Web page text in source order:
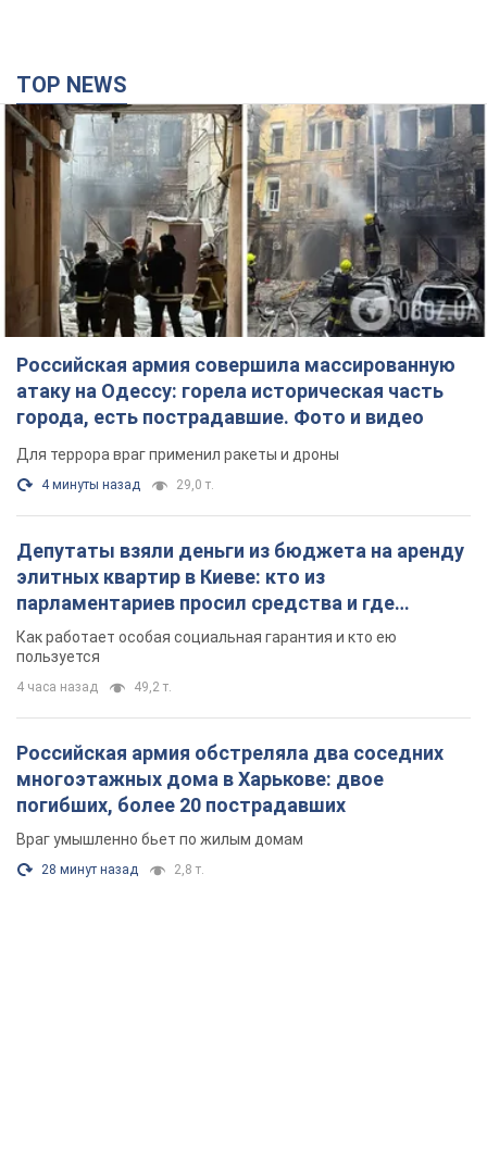
TOP NEWS
Российская армия совершила массированную
атаку на Одессу: горела историческая часть
города, есть пострадавшие. Фото и видео
Для террора враг применил ракеты и дроны
4 минуты назад 29,0 т.
Депутаты взяли деньги из бюджета на аренду
элитных квартир в Киеве: кто из
парламентариев просил средства и где
поселился
Как работает особая социальная гарантия и кто ею
пользуется
4 часа назад 49,2 т.
Российская армия обстреляла два соседних
многоэтажных дома в Харькове: двое
погибших, более 20 пострадавших
Враг умышленно бьет по жилым домам
28 минут назад 2,8 т.